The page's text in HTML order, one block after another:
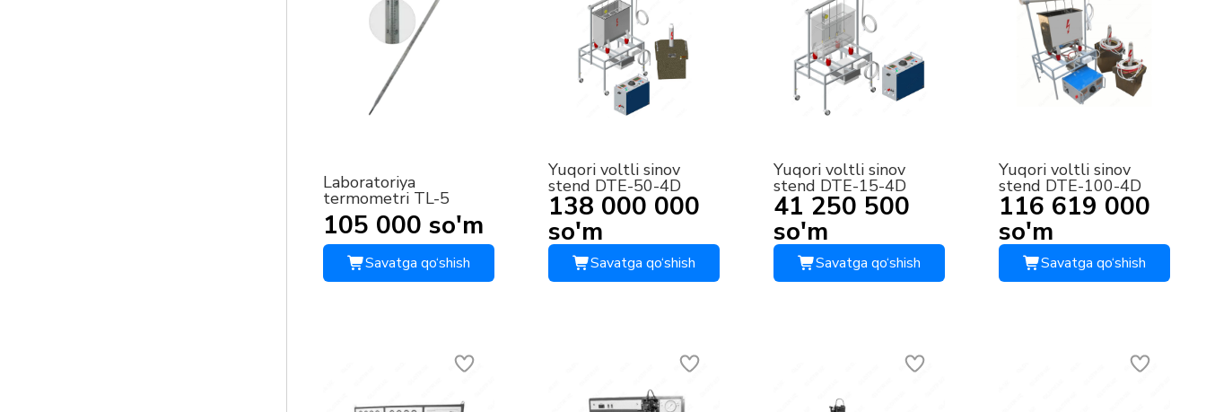
Laboratoriya
termometri ТL-5
105 000 so'm
Savatga qo‘shish
Yuqori voltli sinov
stend DTE-50-4D
138 000 000
so'm
Savatga qo‘shish
Yuqori voltli sinov
stend DTE-15-4D
41 250 500
so'm
Savatga qo‘shish
Yuqori voltli sinov
stend DTE-100-4D
116 619 000
so'm
Savatga qo‘shish